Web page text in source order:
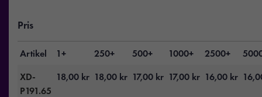
Pris
Artikel 1+ 250+ 500+ 1000+ 2500+
XD-
P191.65
18,00 kr 18,00 kr 17,00 kr 17,00 kr 16,00 kr